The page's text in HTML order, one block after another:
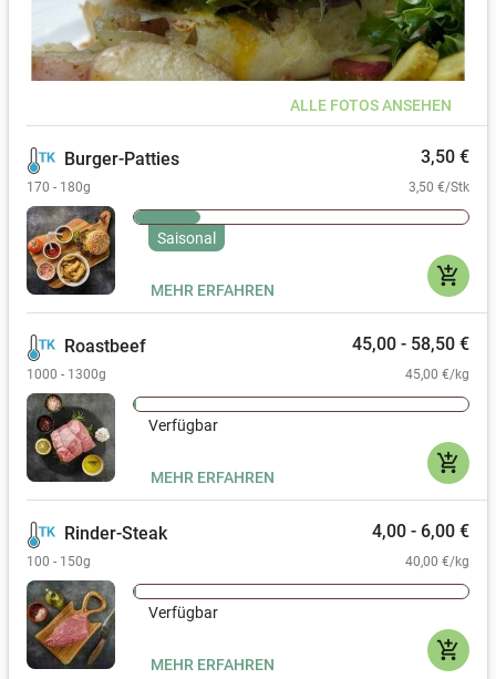
ALLE FOTOS ANSEHEN
Burger-Patties 3,50 €
170 - 180g 3,50 €/Stk
Saisonal
add_shopping_cart
MEHR ERFAHREN
Roastbeef 45,00 - 58,50 €
1000 - 1300g 45,00 €/kg
Verfügbar
add_shopping_cart
MEHR ERFAHREN
Rinder-Steak 4,00 - 6,00 €
100 - 150g 40,00 €/kg
Verfügbar
add_shopping_cart
MEHR ERFAHREN